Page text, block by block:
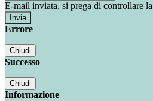
E-mail inviata, si prega di controllare
Errore
Chiudi
Successo
Chiudi
Informazione